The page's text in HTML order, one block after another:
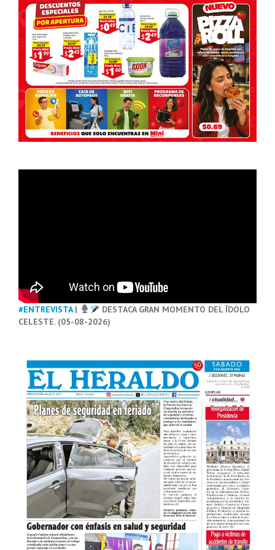
#ENTREVISTA|
DESTACA GRAN MOMENTO DEL ÍDOLO
CELESTE. (05-08-2026)